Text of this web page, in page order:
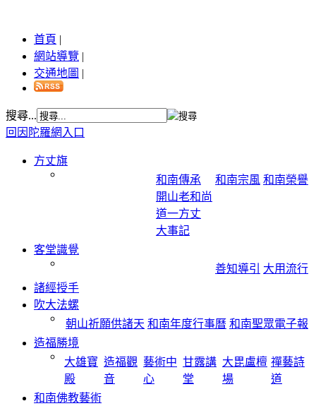
首頁 |
網站導覽 |
交通地圖 |
搜尋...
回因陀羅網入口
方丈旗
和南傳承
開山老和尚
道一方丈
大事記
和南宗風 和南榮譽
客堂識覺
善知導引
大用流行
諸經授手
吹大法螺
朝山祈願供諸天 和南年度行事曆 和南聖眾電子報
造福勝境
大雄寶
殿
造福觀
音
藝術中
心
甘露講
堂
大毘盧檀
場
禪藝詩
道
和南佛教藝術